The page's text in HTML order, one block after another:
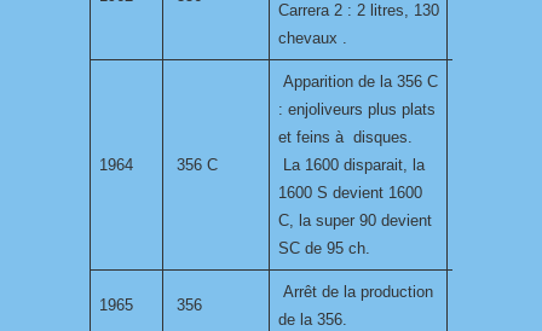
Carrera 2 : 2 litres, 130
chevaux .
1964 356 C
Apparition de la 356 C
: enjoliveurs plus plats
et feins à disques.
La 1600 disparait, la
1600 S devient 1600
C, la super 90 devient
SC de 95 ch.
1965 356
Arrêt de la production
de la 356.